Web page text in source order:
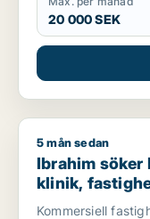
20 000 SEK
Ibrahim söker
5 mån sedan
Ibrahim söker
klinik,
hotell eller
Kommersiell